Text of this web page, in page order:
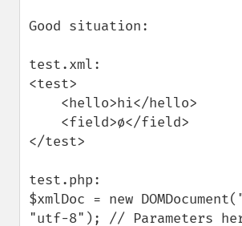
Good situation:
test.xml:
<test>
</test>
test.php:
$xmlDoc = new
"utf-8"); // Parameters